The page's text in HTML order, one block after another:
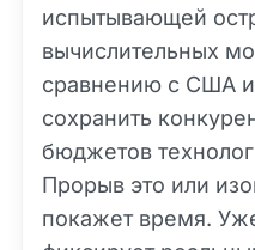
испытывающей
вычислительных
сравнению с США и
сохранить
бюджетов
Прорыв это или
покажет время.